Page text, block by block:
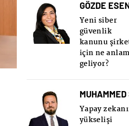
GÖZDE
Yeni siber
güvenlik
kanunu
için ne
geliyor?
Yapay
yükselişi